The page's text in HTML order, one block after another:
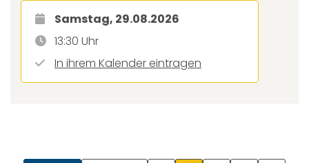
Samstag, 29.08.2026
13:30 Uhr
In ihrem Kalender eintragen